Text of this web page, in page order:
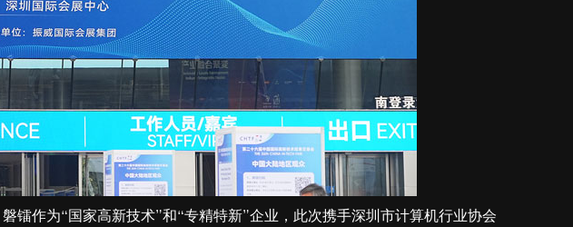
磐镭作为“国家高新技术”和“专精特新”企业，此次携手深圳市计算机行业协会